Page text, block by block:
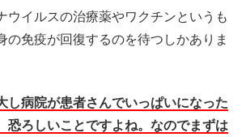
ウイルスの治療薬やワクチンというも
の免疫が回復するのを待つしかありま
し病院が患者さんでいっぱいになった
恐ろしいことですよね。なのでまずは